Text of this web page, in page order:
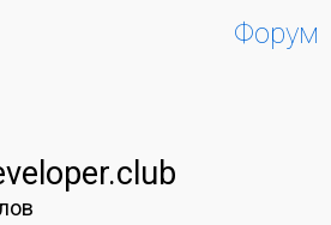
Форум